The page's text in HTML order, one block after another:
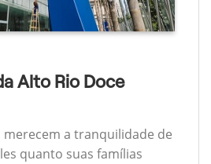
Alto Rio Doce
merecem a tranquilidade de
quanto suas famílias